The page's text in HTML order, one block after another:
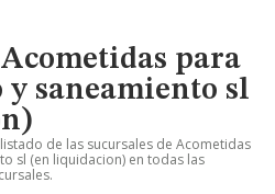
para
saneamiento sl
de las sucursales de Acometidas
sl (en liquidacion) en todas las